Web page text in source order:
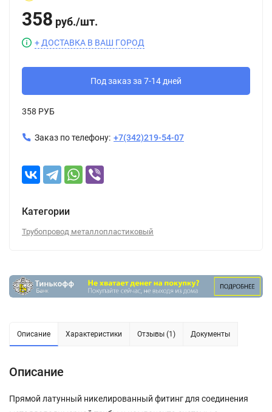
358 руб./шт.
+ ДОСТАВКА В ВАШ ГОРОД
Под заказ за 7-14 дней
358 РУБ
Заказ по телефону: +7(342)219-54-07
Категории
Трубопровод металлопластиковый
Описание Характеристики Отзывы (1) Документы
Описание
Прямой латунный никелированный фитинг для соединения